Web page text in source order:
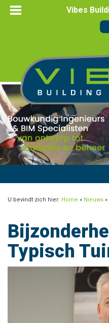
Vibes
U bevindt zich hier: Home » Nieuws »
Typisch